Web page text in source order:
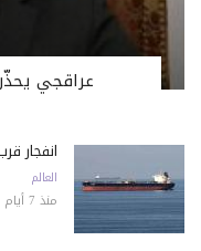
عراقجي
انفجار
العالم
منذ 7 أيام